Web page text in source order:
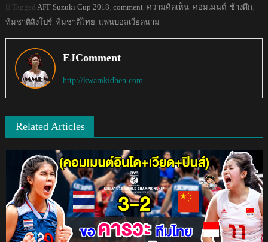
Tagged AFF Suzuki Cup 2018 comment ความคิดเห็น, คอมเมนต์, ช้างศึก
ทีมชาติสิงโปร์, ทีมชาติไทย แฟนบอลเวียดนาม
EJComment
http://kwamkidhen.com
Related Articles